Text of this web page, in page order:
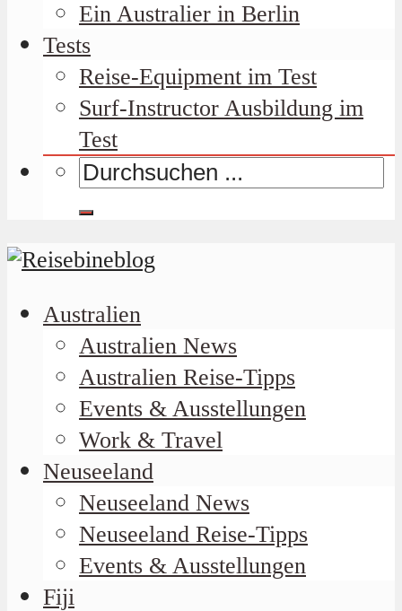
Ein Australier in Berlin
Tests
Reise-Equipment im Test
Surf-Instructor Ausbildung im
Test
Australien
Australien News
Australien Reise-Tipps
Events & Ausstellungen
Work & Travel
Neuseeland
Neuseeland News
Neuseeland Reise-Tipps
Events & Ausstellungen
Fiji